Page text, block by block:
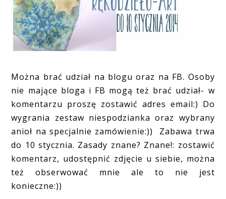
Można brać udział na blogu oraz na FB. Osoby
nie mające bloga i FB mogą też brać udział- w
komentarzu proszę zostawić adres email:) Do
wygrania zestaw niespodzianka oraz wybrany
anioł na specjalnie zamówienie:)) Zabawa trwa
do 10 stycznia. Zasady znane? Znane!: zostawić
komentarz, udostępnić zdjęcie u siebie, można
też obserwować mnie ale to nie jest
konieczne:))